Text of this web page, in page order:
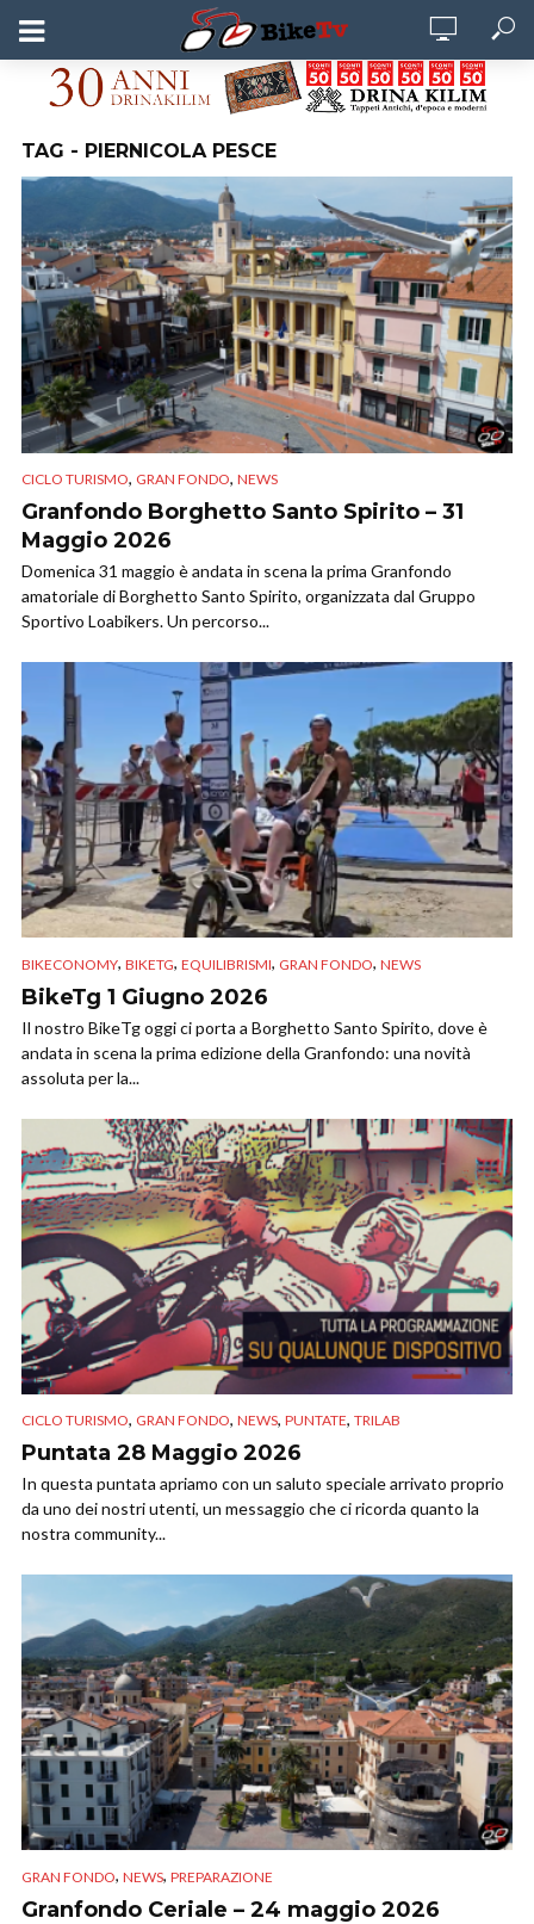
TAG - PIERNICOLA PESCE
CICLO TURISMO, GRAN FONDO, NEWS
Granfondo Borghetto Santo Spirito – 31
Maggio 2026
Domenica 31 maggio è andata in scena la prima Granfondo
amatoriale di Borghetto Santo Spirito, organizzata dal Gruppo
Sportivo Loabikers. Un percorso...
BIKECONOMY, BIKETG, EQUILIBRISMI, GRAN FONDO, NEWS
BikeTg 1 Giugno 2026
Il nostro BikeTg oggi ci porta a Borghetto Santo Spirito, dove è
andata in scena la prima edizione della Granfondo: una novità
assoluta per la...
CICLO TURISMO, GRAN FONDO, NEWS, PUNTATE, TRILAB
Puntata 28 Maggio 2026
In questa puntata apriamo con un saluto speciale arrivato proprio
da uno dei nostri utenti, un messaggio che ci ricorda quanto la
nostra community...
GRAN FONDO, NEWS, PREPARAZIONE
Granfondo Ceriale – 24 maggio 2026